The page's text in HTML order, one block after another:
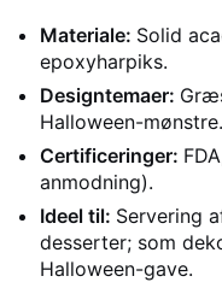
Materiale: Solid
epoxyharpiks.
Designtemaer:
Halloween-mønstre.
Certificeringer:
anmodning).
Ideel til: Servering
desserter; som
Halloween-gave.